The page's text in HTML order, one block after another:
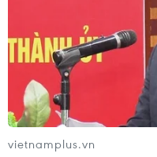
hạn nợ quốc gia,
tiêu - động thái vấp
chủ.
vietnamplus.vn